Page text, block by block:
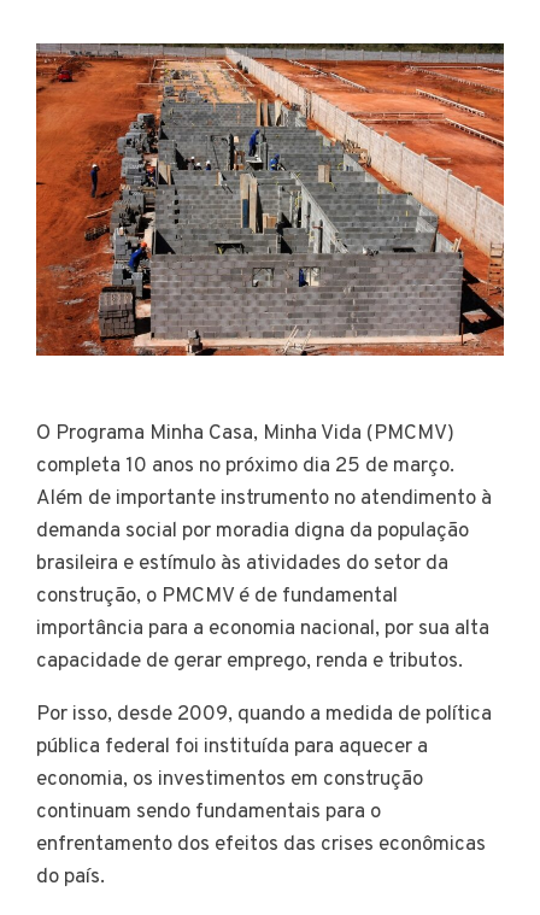
O Programa Minha Casa, Minha Vida (PMCMV)
completa 10 anos no próximo dia 25 de março.
Além de importante instrumento no atendimento à
demanda social por moradia digna da população
brasileira e estímulo às atividades do setor da
construção, o PMCMV é de fundamental
importância para a economia nacional, por sua alta
capacidade de gerar emprego, renda e tributos.
Por isso, desde 2009, quando a medida de política
pública federal foi instituída para aquecer a
economia, os investimentos em construção
continuam sendo fundamentais para o
enfrentamento dos efeitos das crises econômicas
do país.